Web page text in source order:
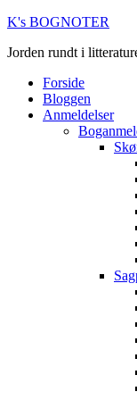
K's BOGNOTER
Jorden rundt i
Forside
Bloggen
Anmeldelser